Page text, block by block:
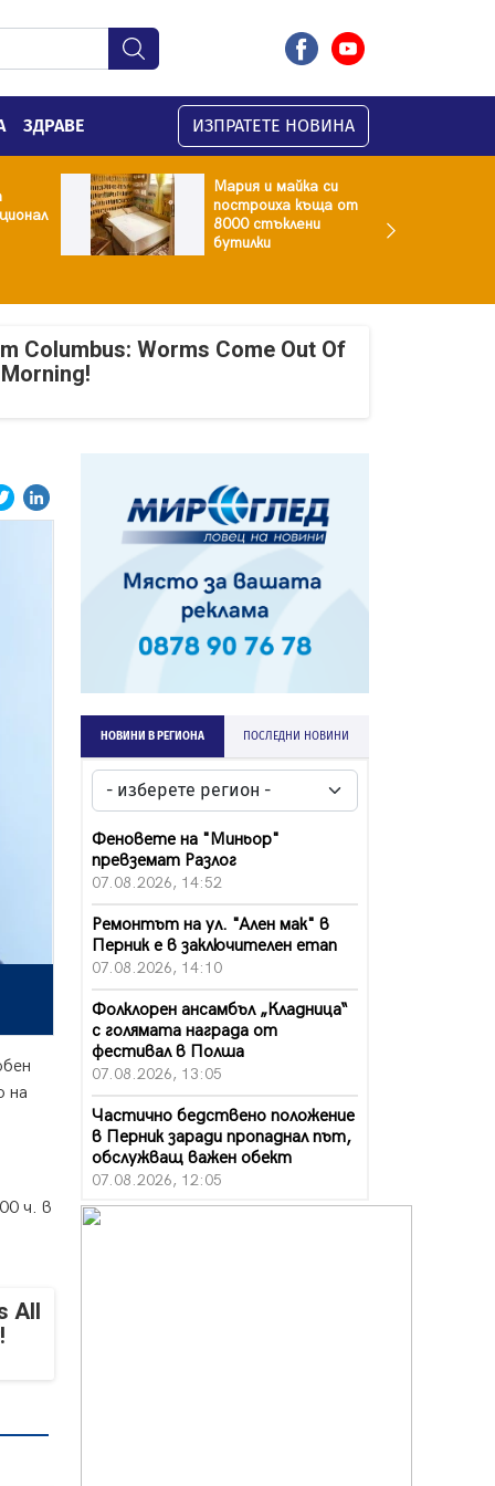
ЗДРАВЕ ИЗПРАТЕТЕ НОВИНА
Мария и майка си
построиха къща от
8000 стъклени
бутилки
Columbus: Worms Come Out Of
на
ч. в
All
НОВИНИ В РЕГИОНА ПОСЛЕДНИ НОВИНИ
Феновете на "Миньор"
превземат Разлог
07.08.2026, 14:52
Ремонтът на ул. "Ален мак" в
Перник е в заключителен етап
07.08.2026, 14:10
Фолклорен ансамбъл „Кладница“
с голямата награда от
фестивал в Полша
07.08.2026, 13:05
Частично бедствено положение
в Перник заради пропаднал път,
обслужващ важен обект
07.08.2026, 12:05
Да отговорим на жегите с филм